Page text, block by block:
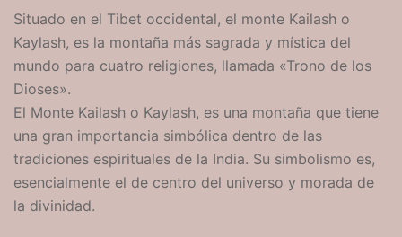
Situado en el Tibet occidental, el monte Kailash o
Kaylash, es la montaña más sagrada y mística del
mundo para cuatro religiones, llamada «Trono de los
Dioses».
El Monte Kailash o Kaylash, es una montaña que tiene
una gran importancia simbólica dentro de las
tradiciones espirituales de la India. Su simbolismo es,
esencialmente el de centro del universo y morada de
la divinidad.